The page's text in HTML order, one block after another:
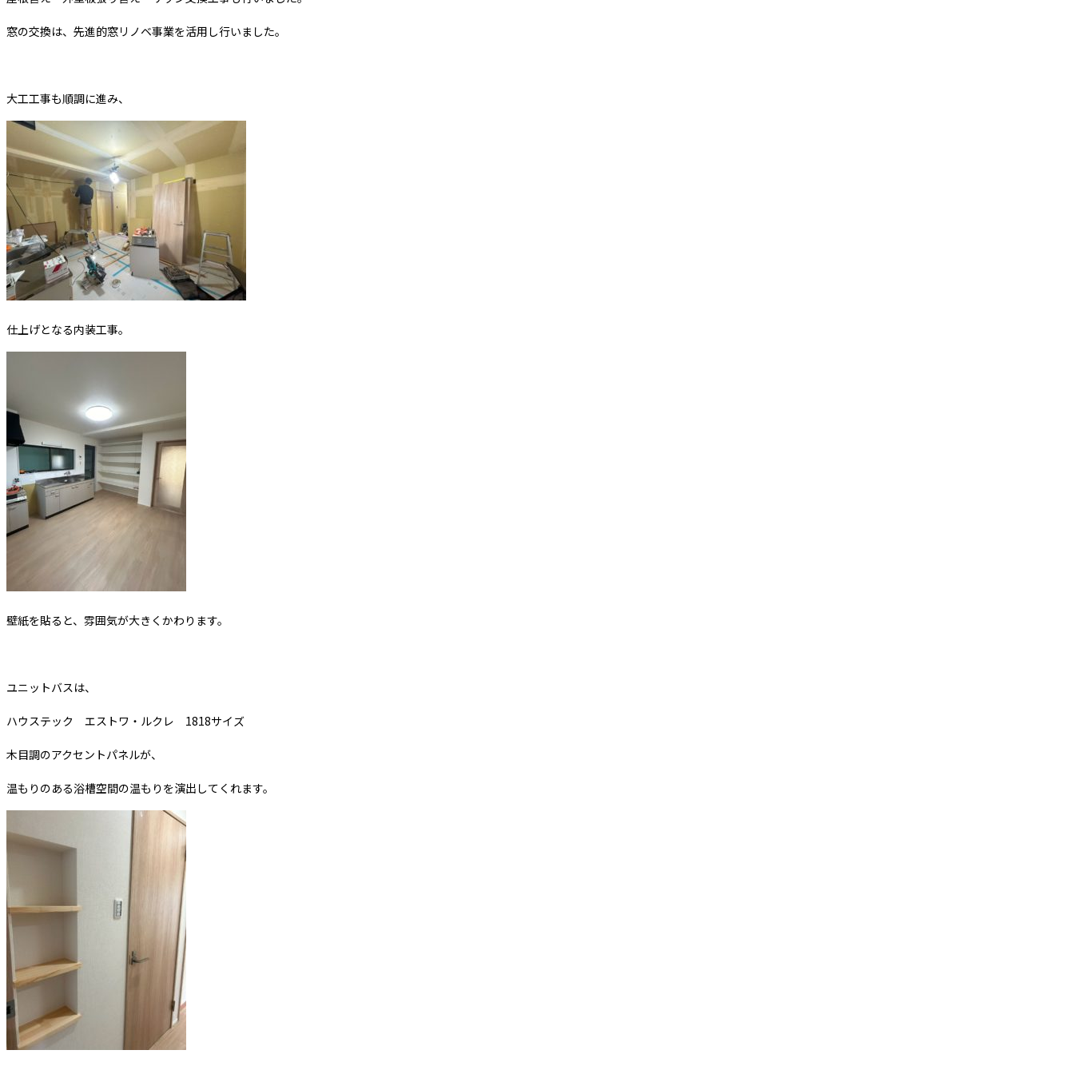
窓の交換は、先進的窓リノベ事業を活用し行いました。
大工工事も順調に進み、
仕上げとなる内装工事。
壁紙を貼ると、雰囲気が大きくかわります。
ユニットバスは、
ハウステック エストワ・ルクレ 1818サイズ
木目調のアクセントパネルが、
温もりのある浴槽空間の温もりを演出してくれます。